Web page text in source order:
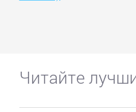
Читайте